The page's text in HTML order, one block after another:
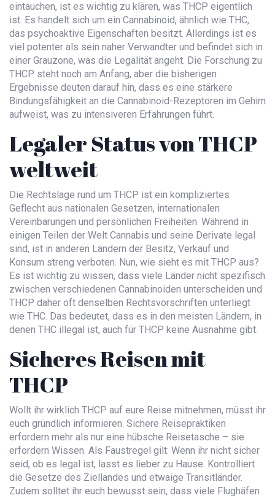
eintauchen, ist es wichtig zu klären, was THCP eigentlich
ist. Es handelt sich um ein Cannabinoid, ähnlich wie THC,
das psychoaktive Eigenschaften besitzt. Allerdings ist es
viel potenter als sein naher Verwandter und befindet sich in
einer Grauzone, was die Legalität angeht. Die Forschung zu
THCP steht noch am Anfang, aber die bisherigen
Ergebnisse deuten darauf hin, dass es eine stärkere
Bindungsfähigkeit an die Cannabinoid-Rezeptoren im Gehirn
aufweist, was zu intensiveren Erfahrungen führt.
Legaler Status von THCP
weltweit
Die Rechtslage rund um THCP ist ein kompliziertes
Geflecht aus nationalen Gesetzen, internationalen
Vereinbarungen und persönlichen Freiheiten. Während in
einigen Teilen der Welt Cannabis und seine Derivate legal
sind, ist in anderen Ländern der Besitz, Verkauf und
Konsum streng verboten. Nun, wie sieht es mit THCP aus?
Es ist wichtig zu wissen, dass viele Länder nicht spezifisch
zwischen verschiedenen Cannabinoiden unterscheiden und
THCP daher oft denselben Rechtsvorschriften unterliegt
wie THC. Das bedeutet, dass es in den meisten Ländern, in
denen THC illegal ist, auch für THCP keine Ausnahme gibt.
Sicheres Reisen mit
THCP
Wollt ihr wirklich THCP auf eure Reise mitnehmen, müsst ihr
euch gründlich informieren. Sichere Reisepraktiken
erfordern mehr als nur eine hübsche Reisetasche – sie
erfordern Wissen. Als Faustregel gilt: Wenn ihr nicht sicher
seid, ob es legal ist, lasst es lieber zu Hause. Kontrolliert
die Gesetze des Ziellandes und etwaige Transitländer.
Zudem solltet ihr euch bewusst sein, dass viele Flughäfen